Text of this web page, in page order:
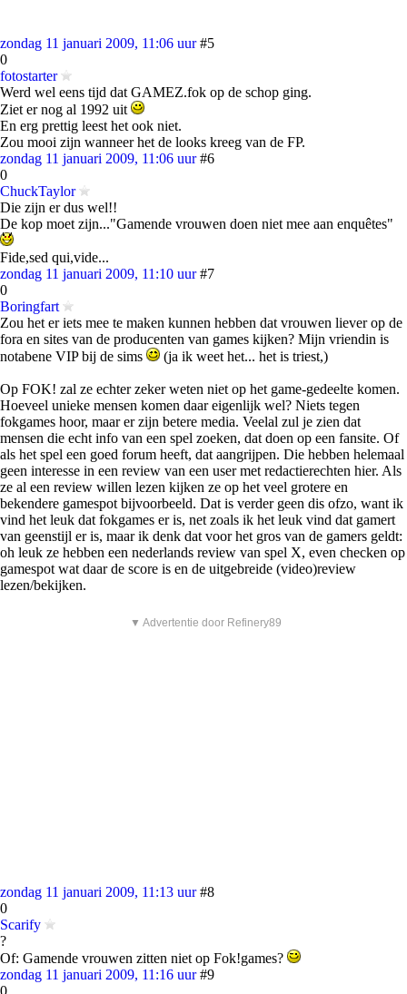
zondag 11 januari 2009, 11:06 uur #5
0
fotostarter
Werd wel eens tijd dat GAMEZ.fok op de schop ging.
Ziet er nog al 1992 uit
En erg prettig leest het ook niet.
Zou mooi zijn wanneer het de looks kreeg van de FP.
zondag 11 januari 2009, 11:06 uur #6
0
ChuckTaylor
Die zijn er dus wel!!
De kop moet zijn..."Gamende vrouwen doen niet mee aan enquêtes"
Fide,sed qui,vide...
zondag 11 januari 2009, 11:10 uur #7
0
Boringfart
Zou het er iets mee te maken kunnen hebben dat vrouwen liever op de
fora en sites van de producenten van games kijken? Mijn vriendin is
notabene VIP bij de sims
(ja ik weet het... het is triest,)
Op FOK! zal ze echter zeker weten niet op het game-gedeelte komen.
Hoeveel unieke mensen komen daar eigenlijk wel? Niets tegen
fokgames hoor, maar er zijn betere media. Veelal zul je zien dat
mensen die echt info van een spel zoeken, dat doen op een fansite. Of
als het spel een goed forum heeft, dat aangrijpen. Die hebben helemaal
geen interesse in een review van een user met redactierechten hier. Als
ze al een review willen lezen kijken ze op het veel grotere en
bekendere gamespot bijvoorbeeld. Dat is verder geen dis ofzo, want ik
vind het leuk dat fokgames er is, net zoals ik het leuk vind dat gamert
van geenstijl er is, maar ik denk dat voor het gros van de gamers geldt:
oh leuk ze hebben een nederlands review van spel X, even checken op
gamespot wat daar de score is en de uitgebreide (video)review
lezen/bekijken.
▼ Advertentie door Refinery89
zondag 11 januari 2009, 11:13 uur #8
0
Scarify
?
Of: Gamende vrouwen zitten niet op Fok!games?
zondag 11 januari 2009, 11:16 uur #9
0